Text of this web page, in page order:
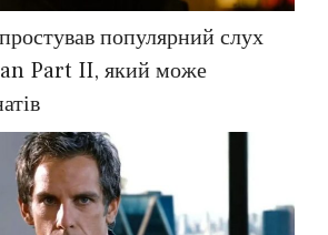
популярний слух
Part II, який може